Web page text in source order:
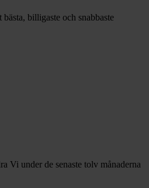
billigaste och snabbaste
Vi under de senaste tolv månaderna